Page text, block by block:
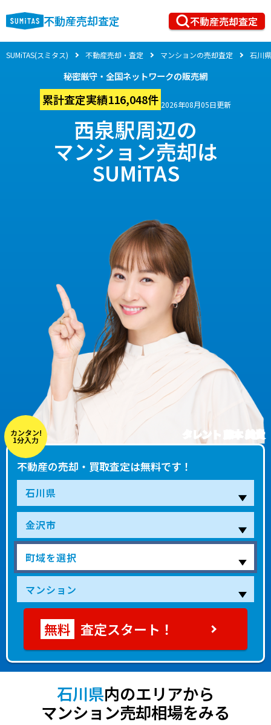
不動産売却査定 不動産売却査定
SUMiTAS(スミタス) 不動産売却・査定 マンションの売却査定 石川県
秘密厳守・全国ネットワークの販売網
累計査定実績116,048件 2026年08月05日更新
西泉駅周辺の
マンション売却は
SUMiTAS
タレント 藤本 美貴
カンタン!
1分入力
不動産の売却・買取査定は無料です！
査定スタート！
石川県内のエリアから
マンション売却相場をみる